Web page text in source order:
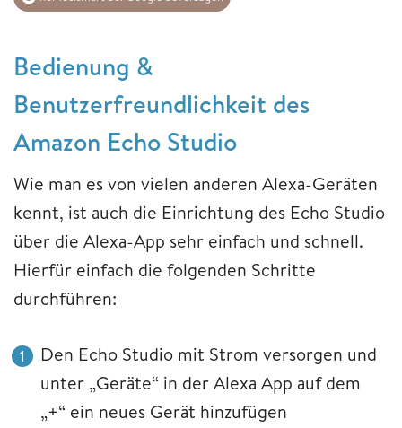
Bedienung &
Benutzerfreundlichkeit des
Amazon Echo Studio
Wie man es von vielen anderen Alexa-Geräten
kennt, ist auch die Einrichtung des Echo Studio
über die Alexa-App sehr einfach und schnell.
Hierfür einfach die folgenden Schritte
durchführen:
Den Echo Studio mit Strom versorgen und
unter „Geräte“ in der Alexa App auf dem
„+“ ein neues Gerät hinzufügen